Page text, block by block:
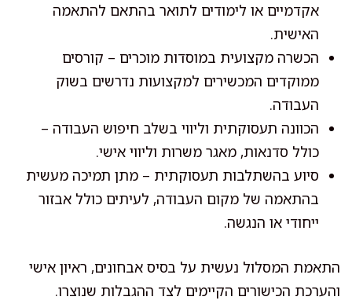
אקדמיים או לימודים לתואר בהתאם להתאמה
האישית.
הכשרה מקצועית במוסדות מוכרים – קורסים
ממוקדים המכשירים למקצועות נדרשים בשוק
העבודה.
הכוונה תעסוקתית וליווי בשלב חיפוש העבודה –
כולל סדנאות, מאגר משרות וליווי אישי.
סיוע בהשתלבות תעסוקתית – מתן תמיכה מעשית
בהתאמה של מקום העבודה, לעיתים כולל אבזור
ייחודי או הנגשה.
התאמת המסלול נעשית על בסיס אבחונים, ראיון אישי
והערכת הכישורים הקיימים לצד ההגבלות שנוצרו.